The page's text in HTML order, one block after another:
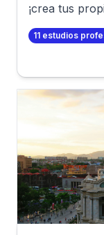
¡crea tus
11 estudios